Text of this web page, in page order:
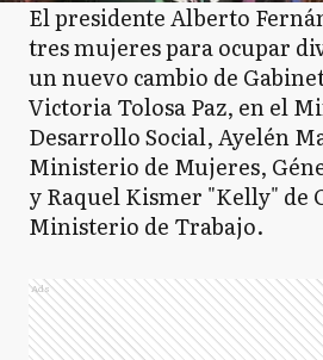
El presidente Alberto
tres mujeres para ocupar
un nuevo cambio de
Victoria Tolosa Paz, en el
Desarrollo Social, Ayelén
Ministerio de Mujeres,
y Raquel Kismer "Kelly" de
Ministerio de Trabajo.
Ads